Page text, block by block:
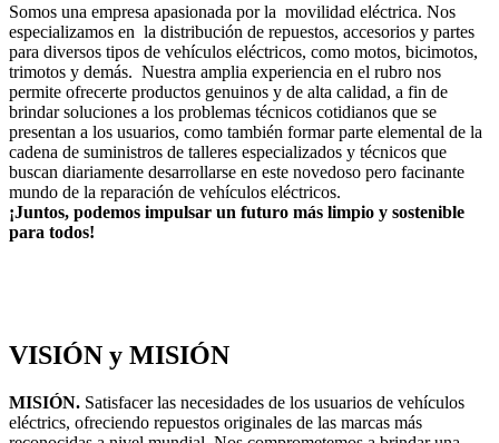
Somos una empresa apasionada por la movilidad eléctrica. Nos
especializamos en la distribución de repuestos, accesorios y partes
para diversos tipos de vehículos eléctricos, como motos, bicimotos,
trimotos y demás. Nuestra amplia experiencia en el rubro nos
permite ofrecerte productos genuinos y de alta calidad, a fin de
brindar soluciones a los problemas técnicos cotidianos que se
presentan a los usuarios, como también formar parte elemental de la
cadena de suministros de talleres especializados y técnicos que
buscan diariamente desarrollarse en este novedoso pero facinante
mundo de la reparación de vehículos eléctricos.
¡Juntos, podemos impulsar un futuro más limpio y sostenible
para todos!
VISIÓN y MISIÓN
MISIÓN. Satisfacer las necesidades de los usuarios de vehículos
eléctrics, ofreciendo repuestos originales de las marcas más